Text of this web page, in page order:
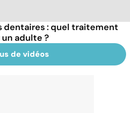
dentaires : quel traitement
adulte ?
de vidéos